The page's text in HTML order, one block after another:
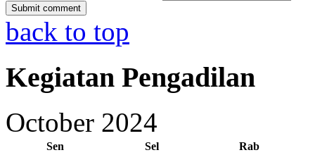
back to top
Kegiatan Pengadilan
October 2024
Sen Sel
Rab